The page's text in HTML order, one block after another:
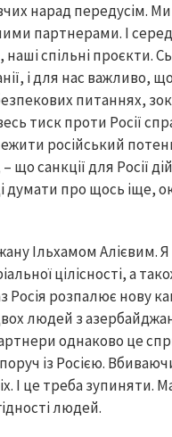
нарад передусім.
партнерами. І
наші спільні проєкти.
і для нас важливо,
питаннях,
тиск проти Росії
російський
санкції для Росії
думати про щось іще,
Ільхамом Алієвим.
цілісності, а
Росія розпалює нову
двох людей з
однаково це
із Росією.
І це треба зупиняти.
людей.